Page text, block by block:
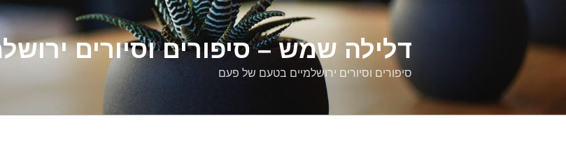
דלילה שמש – סיפורים וסיורים
סיפורים וסיורים ירושלמיים בטעם של פעם